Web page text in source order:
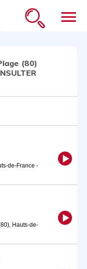
menu
(80)
de-France -
Hauts-de-